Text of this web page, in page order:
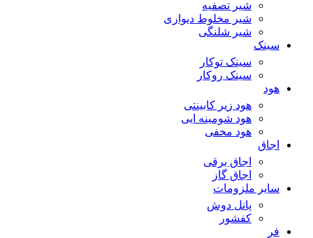
شیر تصفیه
شیر مخلوط دیواری
شیر شلنگی
سینک
سینک توکار
سینک روکار
هود
هود زیر كابینتی
هود شومینه ایی
هود مخفى
اجاق
اجاق برقى
اجاق گاز
سایر ملزومات
پانل دوش
کفشور
فر